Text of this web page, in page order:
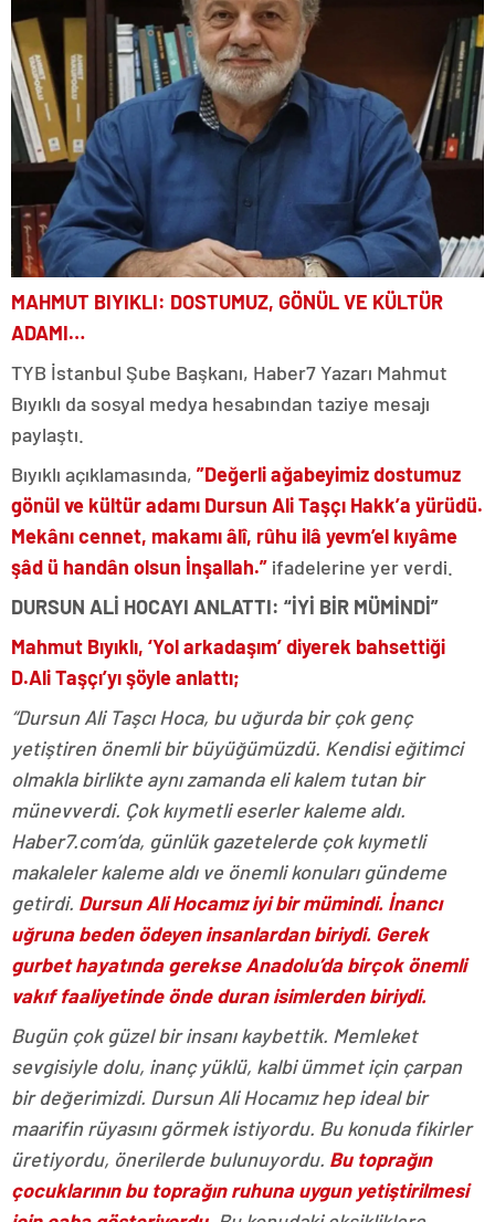
MAHMUT BIYIKLI: DOSTUMUZ, GÖNÜL VE KÜLTÜR
ADAMI…
TYB İstanbul Şube Başkanı, Haber7 Yazarı Mahmut
Bıyıklı da sosyal medya hesabından taziye mesajı
paylaştı.
Bıyıklı açıklamasında, ”Değerli ağabeyimiz dostumuz
gönül ve kültür adamı Dursun Ali Taşçı Hakk’a yürüdü.
Mekânı cennet, makamı âlî, rûhu ilâ yevm’el kıyâme
şâd ü handân olsun İnşallah.” ifadelerine yer verdi.
DURSUN ALİ HOCAYI ANLATTI: “İYİ BİR MÜMİNDİ”
Mahmut Bıyıklı, ‘Yol arkadaşım’ diyerek bahsettiği
D.Ali Taşçı’yı şöyle anlattı;
“Dursun Ali Taşcı Hoca, bu uğurda bir çok genç
yetiştiren önemli bir büyüğümüzdü. Kendisi eğitimci
olmakla birlikte aynı zamanda eli kalem tutan bir
münevverdi. Çok kıymetli eserler kaleme aldı.
Haber7.com’da, günlük gazetelerde çok kıymetli
makaleler kaleme aldı ve önemli konuları gündeme
getirdi. Dursun Ali Hocamız iyi bir mümindi. İnancı
uğruna beden ödeyen insanlardan biriydi. Gerek
gurbet hayatında gerekse Anadolu’da birçok önemli
vakıf faaliyetinde önde duran isimlerden biriydi.
Bugün çok güzel bir insanı kaybettik. Memleket
sevgisiyle dolu, inanç yüklü, kalbi ümmet için çarpan
bir değerimizdi. Dursun Ali Hocamız hep ideal bir
maarifin rüyasını görmek istiyordu. Bu konuda fikirler
üretiyordu, önerilerde bulunuyordu. Bu toprağın
çocuklarının bu toprağın ruhuna uygun yetiştirilmesi